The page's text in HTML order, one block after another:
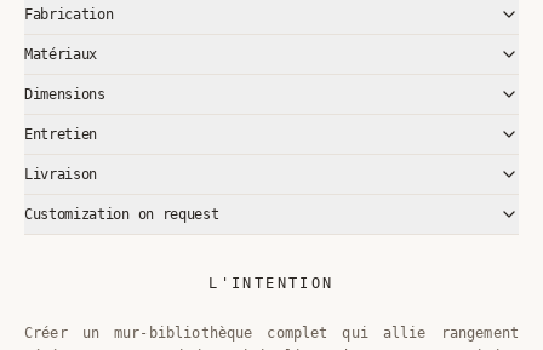
Fabrication
Matériaux
Dimensions
Entretien
Livraison
Customization on request
L'INTENTION
Créer un mur-bibliothèque complet qui allie rangement